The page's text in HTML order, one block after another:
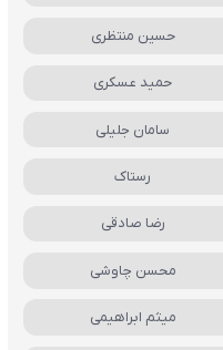
حسین منتظری
حمید عسکری
سامان جلیلی
رستاک
رضا صادقی
محسن چاوشی
میثم ابراهیمی